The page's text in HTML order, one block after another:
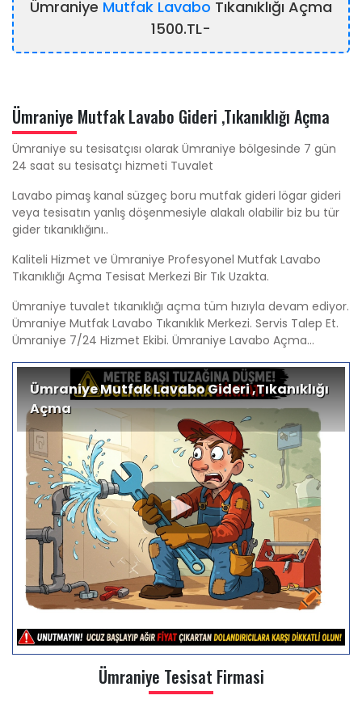
Ümraniye Mutfak Lavabo Tıkanıklığı Açma
1500.TL-
Ümraniye Mutfak Lavabo Gideri ,Tıkanıklığı Açma
Ümraniye su tesisatçısı olarak Ümraniye bölgesinde 7 gün
24 saat su tesisatçı hizmeti Tuvalet
Lavabo pimaş kanal süzgeç boru mutfak gideri lögar gideri
veya tesisatın yanlış döşenmesiyle alakalı olabilir biz bu tür
gider tıkanıklığını..
Kaliteli Hizmet ve Ümraniye Profesyonel Mutfak Lavabo
Tıkanıklığı Açma Tesisat Merkezi Bir Tık Uzakta.
Ümraniye tuvalet tıkanıklığı açma tüm hızıyla devam ediyor.
Ümraniye Mutfak Lavabo Tıkanıklık Merkezi. Servis Talep Et.
Ümraniye 7/24 Hizmet Ekibi. Ümraniye Lavabo Açma...
Ümraniye Mutfak Lavabo Gideri ,Tıkanıklığı
Açma
Ümraniye Tesisat Firmasi